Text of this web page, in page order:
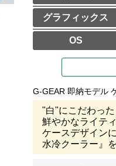
グラフィックス
OS
G-GEAR 即納モデル
"白"にこだわっ
鮮やかなライテ
ケースデザイン
水冷クーラー』